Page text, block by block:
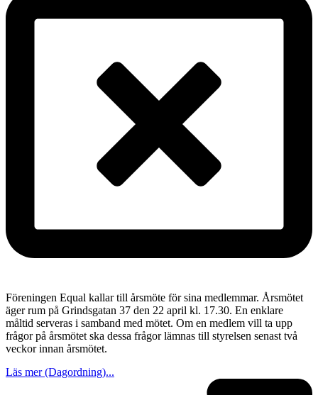
Föreningen Equal kallar till årsmöte för sina medlemmar. Årsmötet
äger rum på Grindsgatan 37 den 22 april kl. 17.30. En enklare
måltid serveras i samband med mötet. Om en medlem vill ta upp
frågor på årsmötet ska dessa frågor lämnas till styrelsen senast två
veckor innan årsmötet.
Läs mer (Dagordning)...